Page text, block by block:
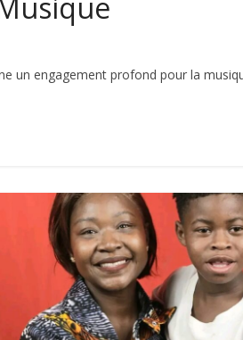
un engagement profond pour la